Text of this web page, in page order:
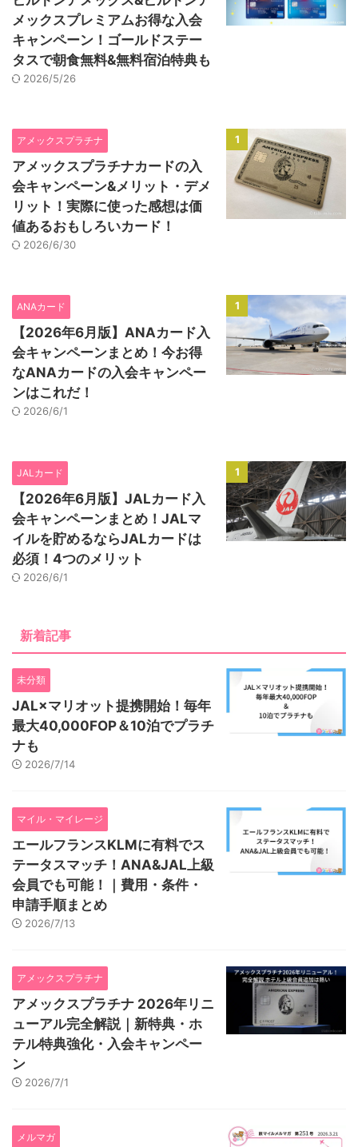
メックスプレミアムお得な入会
キャンペーン！ゴールドステー
タスで朝食無料&無料宿泊特典も
2026/5/26
1
アメックスプラチナ
アメックスプラチナカードの入
会キャンペーン&メリット・デメ
リット！実際に使った感想は価
値あるおもしろいカード！
2026/6/30
1
ANAカード
【2026年6月版】ANAカード入
会キャンペーンまとめ！今お得
なANAカードの入会キャンペー
ンはこれだ！
2026/6/1
1
JALカード
【2026年6月版】JALカード入
会キャンペーンまとめ！JALマ
イルを貯めるならJALカードは
必須！4つのメリット
2026/6/1
新着記事
未分類
JAL×マリオット提携開始！毎年
最大40,000FOP＆10泊でプラチ
ナも
2026/7/14
マイル・マイレージ
エールフランスKLMに有料でス
テータスマッチ！ANA&JAL上級
会員でも可能！｜費用・条件・
申請手順まとめ
2026/7/13
アメックスプラチナ
アメックスプラチナ 2026年リニ
ューアル完全解説｜新特典・ホ
テル特典強化・入会キャンペー
ン
2026/7/1
メルマガ